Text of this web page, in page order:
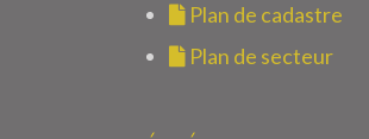
Plan de cadastre
Plan de secteur